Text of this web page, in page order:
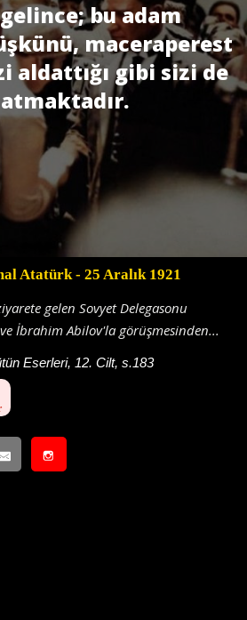
bu adam
maceraperest
aldattığı gibi sizi de
Atatürk- 25 Aralık 1921
gelen Sovyet Delegasonu
İbrahim Abilov'la görüşmesinden...
Eserleri, 12. Cilt, s.183